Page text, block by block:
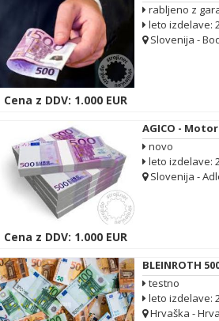
rabljeno z
leto izdelave:
Slovenija -
Cena z DDV: 1.000 EUR
AGICO -
novo
leto izdelave:
Slovenija -
Cena z DDV: 1.000 EUR
BLEINROTH
testno
leto izdelave:
Hrvaška -